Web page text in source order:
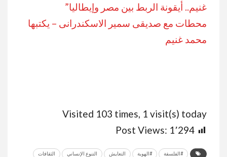
غنيم.. أيقونة الربط بين مصر وإيطاليا”
محطات مع صديقى سمير الاسكندرانى – يكتبها
محمد غنيم
Visited 103 times, 1 visit(s) today
Post Views: 1٬294
#الفلسفة #الهوية التعايش التنوع الإنساني الثقافات